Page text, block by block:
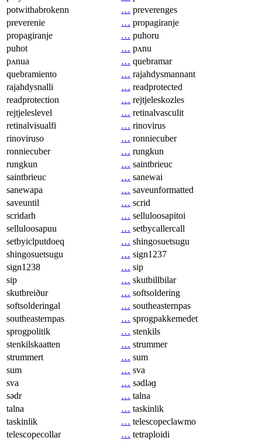
potwithabrokenn
… preverenges
preverenie
… propagiranje
propagiranje
… puhoru
puhot
… pʌnu
pʌnua
… quebramar
quebramiento
… rajahdysmannant
rajahdysnalli
… readprotected
readprotection
… rejtjeleskozles
rejtjeleslevel
… retinalvasculit
retinalvisualfi
… rinovirus
rinoviruso
… ronniecuber
ronniecuber
… rungkun
rungkun
… saintbrieuc
saintbrieuc
… sanewai
sanewapa
… saveunformatted
saveuntil
… scrid
scridarh
… selluloosapitoi
selluloosapuu
… setbycallercall
setbyiclputdoeq
… shingosuetsugu
shingosuetsugu
… sign1237
sign1238
… sip
sip
… skutbillbilar
skutbreiður
… softsoldering
softsolderingal
… southeasternpas
southeasternpas
… sprogpakkemedet
sprogpolitik
… stenkils
stenkilskaatten
… strummer
strummert
… sum
sum
… sva
sva
… sədləɡ
sədr
… talna
talna
… taskinlik
taskinlik
… telescopeclawmo
telescopecollar
… tetraploidi